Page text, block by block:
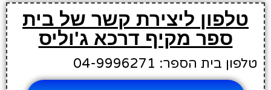
טלפון ליצירת קשר של בית
ספר מקיף דרכא ג'וליס
טלפון בית הספר: 04-9996271